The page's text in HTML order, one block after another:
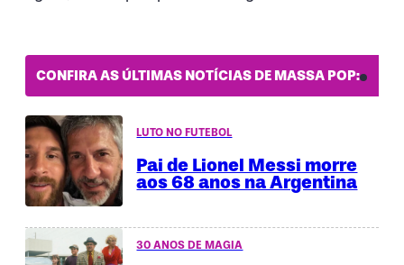
CONFIRA AS ÚLTIMAS NOTÍCIAS DE MASSA POP:
LUTO NO FUTEBOL
Pai de Lionel Messi morre
aos 68 anos na Argentina
30 ANOS DE MAGIA